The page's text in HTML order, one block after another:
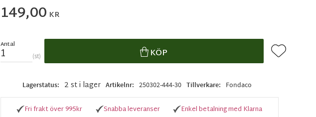
149,00 KR
Antal
st KÖP Lägg till i
Lagerstatus 2 st i lager Artikelnr 250302-444-30 Tillverkare Fondaco
Fri frakt över 995kr Snabba leveranser Enkel betalning med Klarna